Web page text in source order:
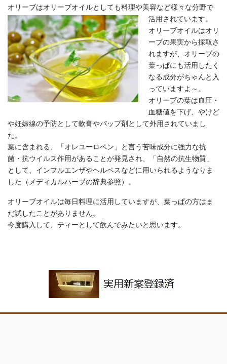
オリーブはオリーブオイルとしても料理や美容など様々な分野で
活用されています。
オリーブオイルはオリ
ーブの果実から採取さ
れますが、オリーブの
葉っぱにも活用したく
なる成分がちゃんと入
っていますよ～。
オリーブの葉は血圧・
血糖値を下げ、やけど
や妊娠線の予防として軟膏やパップ剤として外用されていまし
た。
葉に含まれる、「オレユーロペン」と言う苦味成分に強力な抗
菌・抗ウイルス作用があることが発見され、「自然の抗生物質」
として、インフルエンザやヘルペスなどに用いられるようなりま
した（メディカルハーブの辞典参照）。
オリーブオイルは毎日料理に活用していますが、葉っぱの方はま
だ試したことがありません。
今度購入して、ティーとして飲んでみたいと思います。